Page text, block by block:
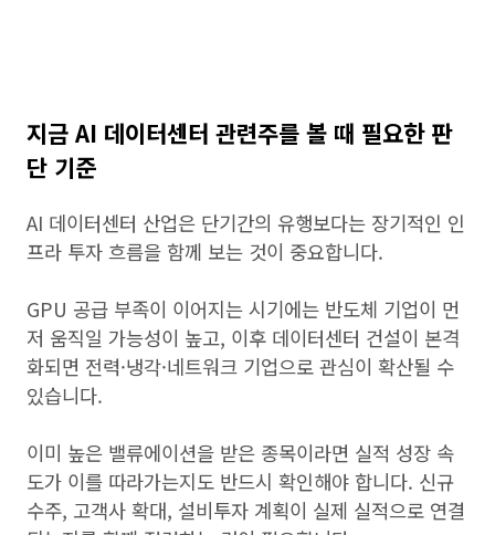
지금 AI 데이터센터 관련주를 볼 때 필요한 판
단 기준
AI 데이터센터 산업은 단기간의 유행보다는 장기적인 인
프라 투자 흐름을 함께 보는 것이 중요합니다.
GPU 공급 부족이 이어지는 시기에는 반도체 기업이 먼
저 움직일 가능성이 높고, 이후 데이터센터 건설이 본격
화되면 전력·냉각·네트워크 기업으로 관심이 확산될 수
있습니다.
이미 높은 밸류에이션을 받은 종목이라면 실적 성장 속
도가 이를 따라가는지도 반드시 확인해야 합니다. 신규
수주, 고객사 확대, 설비투자 계획이 실제 실적으로 연결